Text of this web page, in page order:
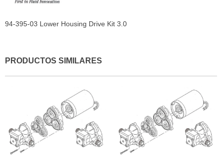
94-395-03 Lower Housing Drive Kit 3.0
PRODUCTOS SIMILARES